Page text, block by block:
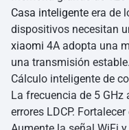
Casa inteligente era de
dispositivos necesitan
xiaomi 4A adopta una
una transmisión estable.
Cálculo inteligente de
La frecuencia de 5
errores LDCP.